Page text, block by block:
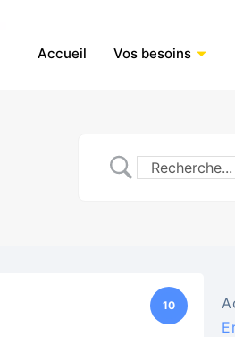
Accueil Vos besoins
10